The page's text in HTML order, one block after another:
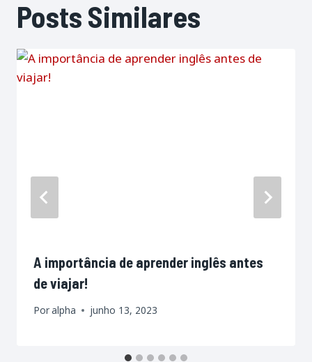
Posts Similares
A importância de aprender inglês antes
de viajar!
Poralpha junho 13, 2023